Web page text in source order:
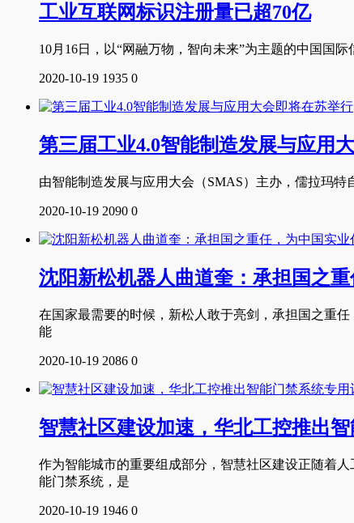
工业互联网标识注册量已超70亿
10月16日，以“网融万物，智向未来”为主题的中国国
2020-10-19 1935 0
第三届工业4.0智能制造发展与应用
由智能制造发展与应用大会（SMAS）主办，儒拉玛
2020-10-19 2090 0
沈阳新松机器人曲道奎：承担国之
在国家最需要的时候，新松人敢于亮剑，承担国之重
能
2020-10-19 2086 0
智慧社区建设加速，华北工控推出
作为智能城市的重要组成部分，智慧社区建设正随着
能门禁系统，是
2020-10-19 1946 0